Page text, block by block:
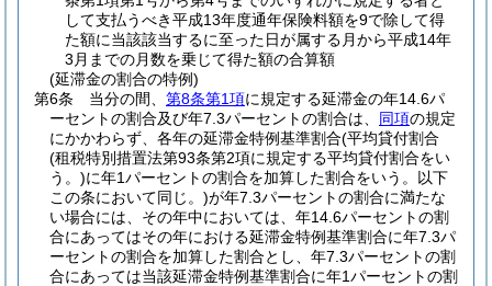
して支払うべき平成13年度通年保険料額を9で除して得
た額に当該該当するに至った日が属する月から平成14年
3月までの月数を乗じて得た額の合算額
(延滞金の割合の特例)
第6条
当分の間、 第8条第1項に規定する延滞金の年14.6パ
ーセントの割合及び年7.3パーセントの割合は、 同項の規定
にかかわらず、各年の延滞金特例基準割合(平均貸付割合
(租税特別措置法第93条第2項に規定する平均貸付割合をい
う。)に年1パーセントの割合を加算した割合をいう。以下
この条において同じ。)が年7.3パーセントの割合に満たな
い場合には、その年中においては、年14.6パーセントの割
合にあってはその年における延滞金特例基準割合に年7.3パ
ーセントの割合を加算した割合とし、年7.3パーセントの割
合にあっては当該延滞金特例基準割合に年1パーセントの割